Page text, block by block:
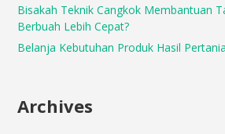
Bisakah Teknik Cangkok Membantuan
Berbuah Lebih Cepat?
Belanja Kebutuhan Produk Hasil
Archives